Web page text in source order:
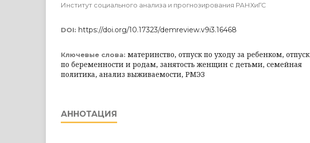
Институт социального анализа и прогнозирования РАНХиГС
DOI: https://doi.org/10.17323/demreview.v9i3.16468
Ключевые слова: материнство, отпуск по уходу за ребенком, отпуск
по беременности и родам, занятость женщин с детьми, семейная
политика, анализ выживаемости, РМЭЗ
АННОТАЦИЯ